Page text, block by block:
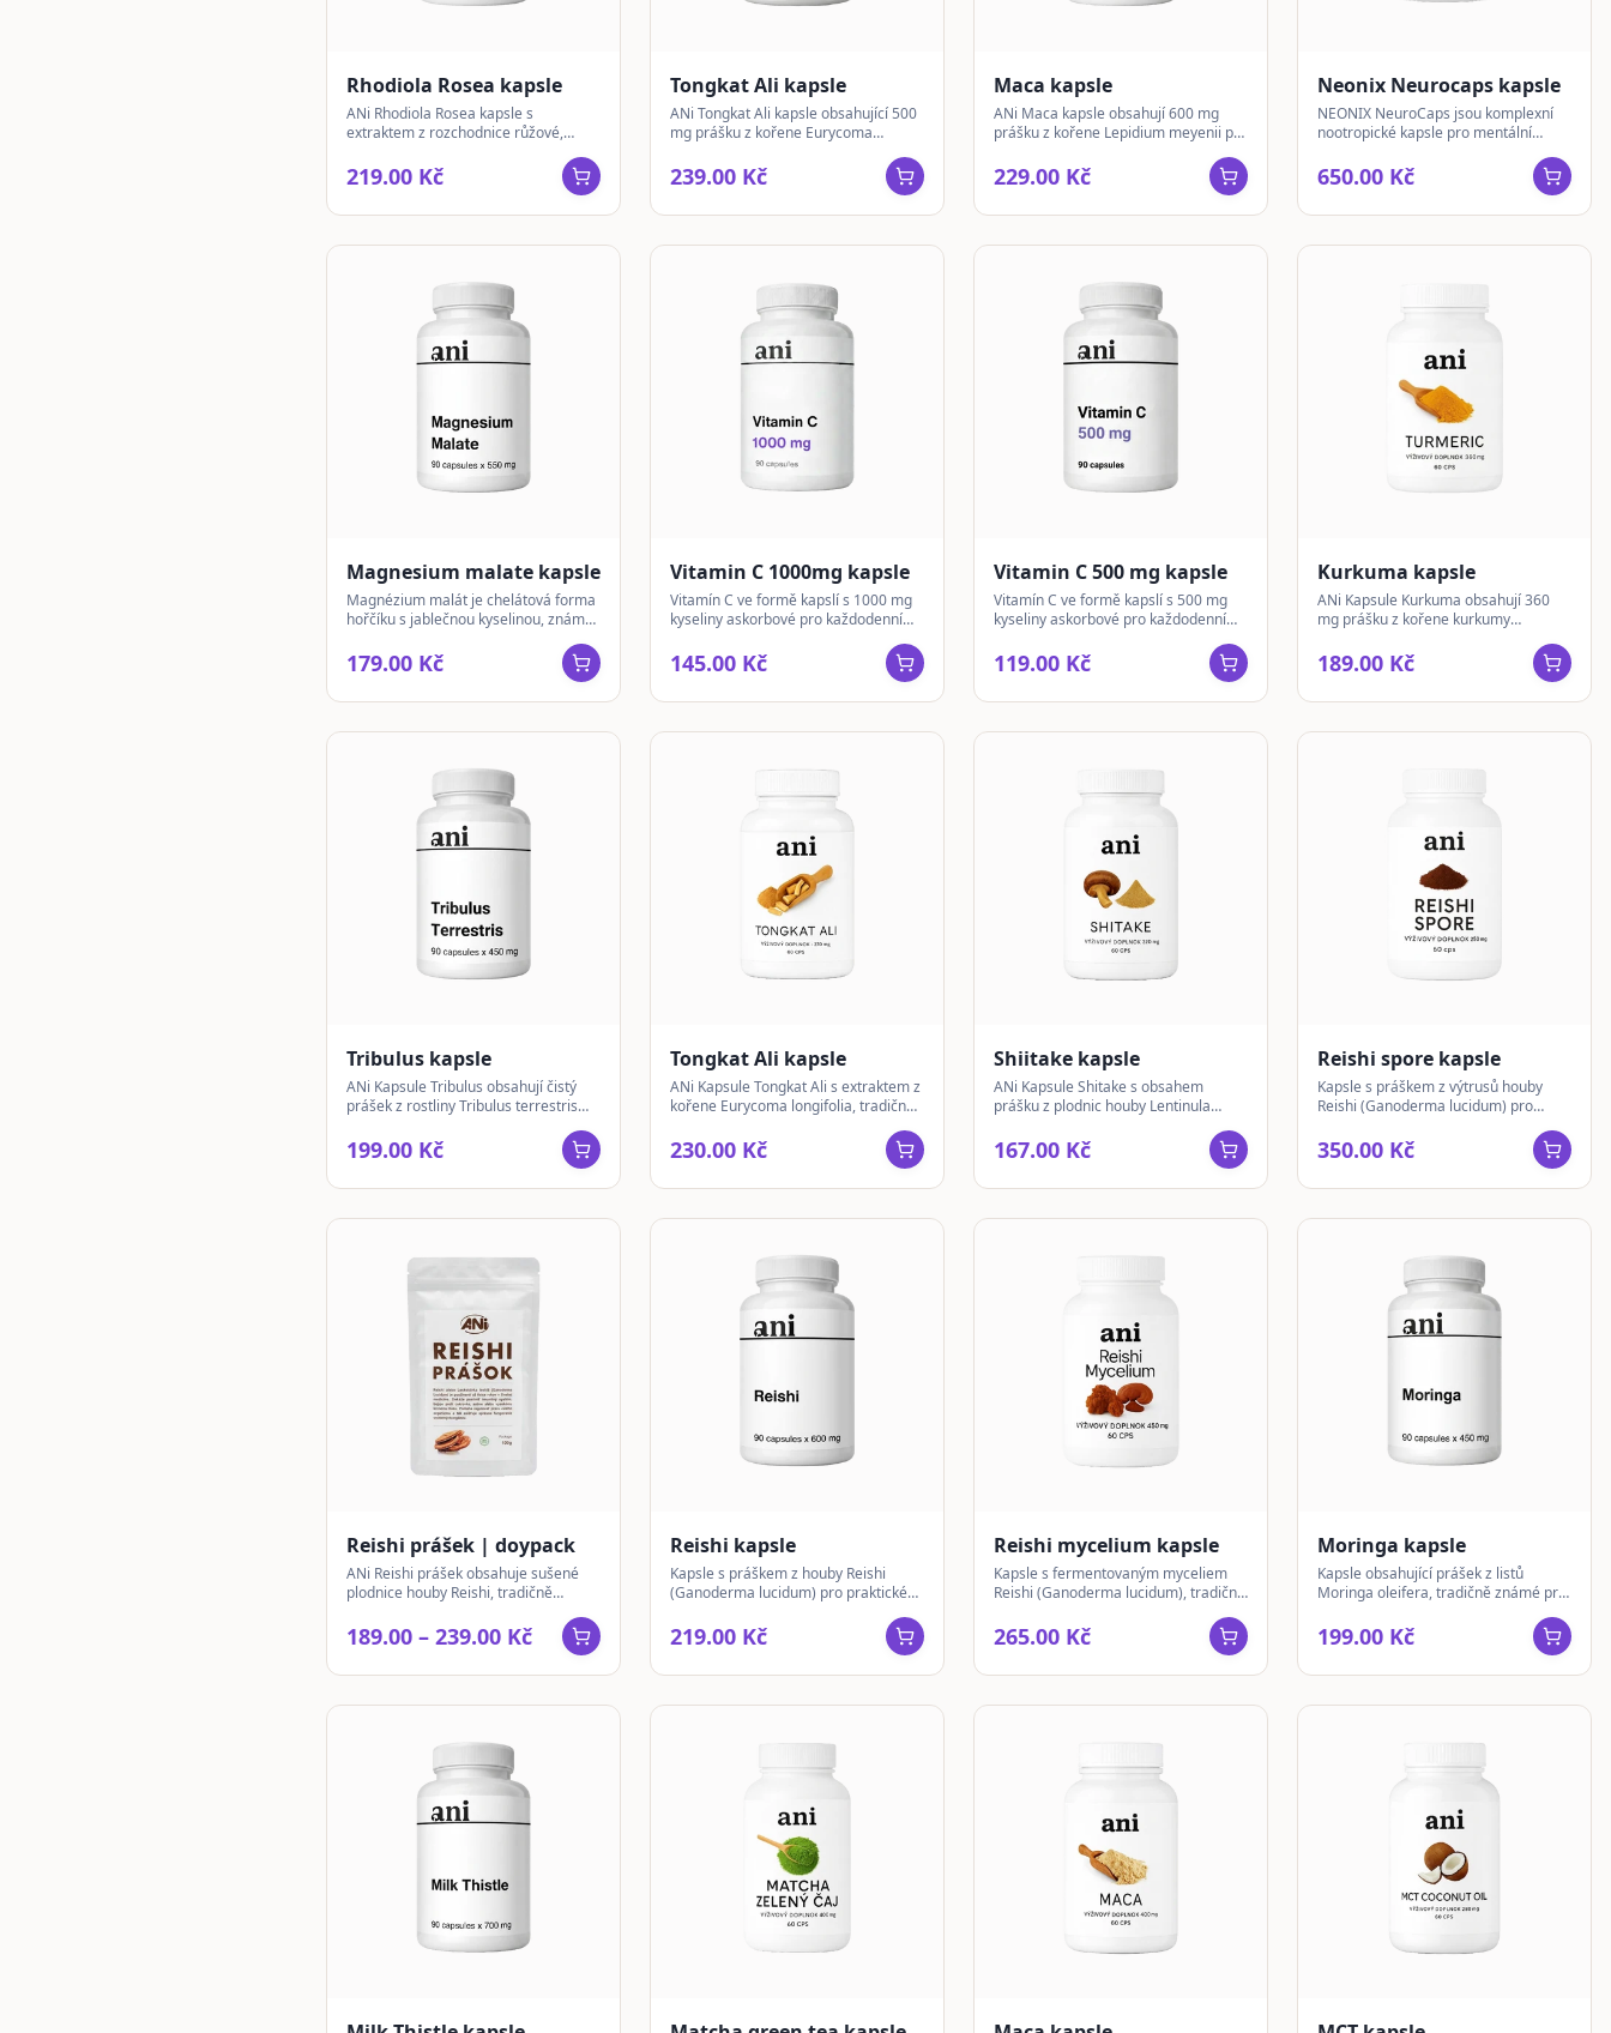
Rhodiola Rosea kapsle
ANi Rhodiola Rosea kapsle s
extraktem z rozchodnice růžové,
podmínkách.
219.00 Kč
Tongkat Ali kapsle
ANi Tongkat Ali kapsle obsahující 500
mg prášku z kořene Eurycoma
malajský ženšen.
239.00 Kč
Maca kapsle
ANi Maca kapsle obsahují 600 mg
prášku z kořene Lepidium meyenii pro
229.00 Kč
Neonix Neurocaps kapsle
NEONIX NeuroCaps jsou komplexní
nootropické kapsle pro mentální
stimulantů.
650.00 Kč
Magnesium malate kapsle
Magnézium malát je chelátová forma
hořčíku s jablečnou kyselinou, známá
spektrum použití.
179.00 Kč
Vitamin C 1000mg kapsle
Vitamín C ve formě kapslí s 1000 mg
kyseliny askorbové pro každodenní
145.00 Kč
Vitamin C 500 mg kapsle
Vitamín C ve formě kapslí s 500 mg
kyseliny askorbové pro každodenní
119.00 Kč
Kurkuma kapsle
ANi Kapsule Kurkuma obsahují 360
mg prášku z kořene kurkumy
Tradičně využívaná v ajurvédě.
189.00 Kč
Tribulus kapsle
ANi Kapsule Tribulus obsahují čistý
prášek z rostliny Tribulus terrestris
199.00 Kč
Tongkat Ali kapsle
ANi Kapsule Tongkat Ali s extraktem z
kořene Eurycoma longifolia, tradičně
každodenní doplnění výživy.
230.00 Kč
Shiitake kapsle
ANi Kapsule Shitake s obsahem
prášku z plodnic houby Lentinula
167.00 Kč
Reishi spore kapsle
Kapsle s práškem z výtrusů houby
Reishi (Ganoderma lucidum) pro
350.00 Kč
Reishi prášek | doypack
ANi Reishi prášek obsahuje sušené
plodnice houby Reishi, tradičně
každodenní užívání.
189.00 – 239.00 Kč
Reishi kapsle
Kapsle s práškem z houby Reishi
(Ganoderma lucidum) pro praktické
219.00 Kč
Reishi mycelium kapsle
Kapsle s fermentovaným myceliem
Reishi (Ganoderma lucidum), tradičně
balení pro každodenní užívání.
265.00 Kč
Moringa kapsle
Kapsle obsahující prášek z listů
Moringa oleifera, tradičně známé pro
199.00 Kč